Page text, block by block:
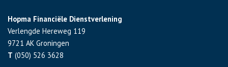
Hopma Financiële Dienstverlening
Verlengde Hereweg 119
9721 AK Groningen
T (050) 526 3628